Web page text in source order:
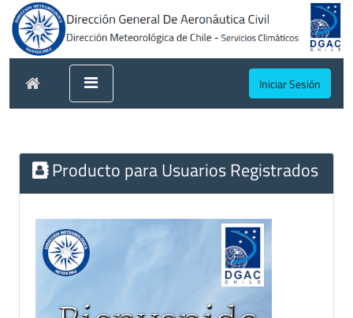
Iniciar Sesión
Producto para Usuarios Registrados